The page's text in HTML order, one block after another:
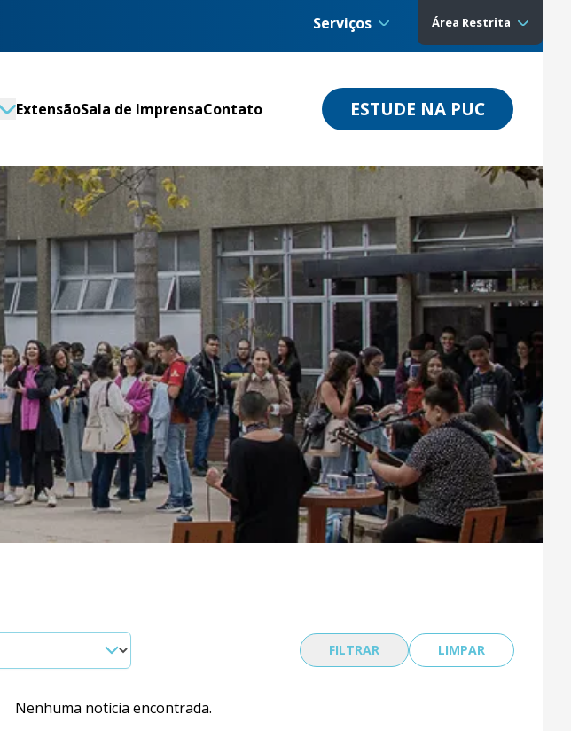
Serviços Área Restrita
ExtensãoSala de ImprensaContato ESTUDE NA PUC
FILTRAR LIMPAR
Nenhuma notícia encontrada.